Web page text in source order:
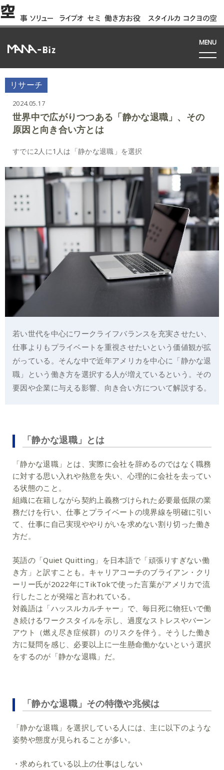
空 事
例
ソリュー
ション
ライブオ
フィス
セミ
ナー
働き方お役
立ち資料
スタイルカ
タログ
コクヨの空
間って!?
MENU
リサーチ
2024.05.17
世界中で広がりつつある「静かな退職」、その
原因と向き合い方とは
すでに2人に1人は「静かな退職」を選択
若い世代を中心にワークライフバランスを充実させたい、
仕事よりもプライベートを重視させたいという価値観が拡
がっている。そんな中で近年アメリカを中心に「静かな退
職」という働き方を選択する人が増えているという。その
要因や企業に与える影響、向き合い方について解説する。
「静かな退職」とは
「静かな退職」とは、実際に会社を辞めるのではなく職務
に対する思い入れや熱意を失い、心理的に会社を去ってい
る状態のこと。
組織に在籍しながら契約上義務づけられた必要最低限の業
務だけを行い、仕事とプライベートの境界線を明確に引い
て、仕事に自己実現ややりがいを求めない割り切った働き
方だ。
英語の「Quiet Quitting」を日本語で「頑張りすぎない働
き方」と訳すことも。キャリアコーチのブライアン・クリ
ーリー氏が2022年にTikTokで使った言葉がアメリカで流
行したことが発端と言われている。
対義語は「ハッスルカルチャー」で、毎日死に物狂いで働
き続けるワークスタイルを示し、過度なストレスやバーン
アウト（燃え尽き症候群）のリスクを伴う。そうした働き
方に疑問を感じ、必要以上に一生懸命働かないという選択
をするのが「静かな退職」だ。
「静かな退職」その特徴や兆候は
「静かな退職」を選択している人には、主に以下のような
姿勢や態度が見られることが多い。
・求められている以上の仕事はしない